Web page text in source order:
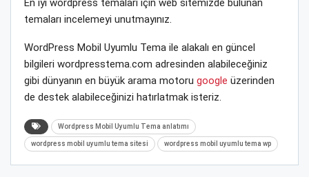
En iyi wordpress temaları için web sitemizde bulunan
temaları incelemeyi unutmayınız.
WordPress Mobil Uyumlu Tema ile alakalı en güncel
bilgileri wordpresstema.com adresinden alabileceğiniz
gibi dünyanın en büyük arama motoru google üzerinden
de destek alabileceğinizi hatırlatmak isteriz.
Wordpress Mobil Uyumlu Tema anlatımı
wordpress mobil uyumlu tema sitesi wordpress mobil uyumlu tema wp